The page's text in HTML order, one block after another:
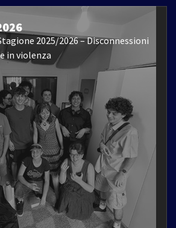
2025/2026 – Disconnessioni
in violenza